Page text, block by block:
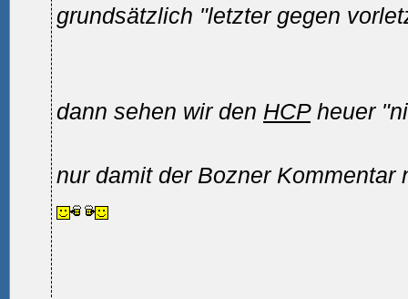
grundsätzlich "letzter gegen
dann sehen wir den HCPheuer
nur damit der Bozner Kommentar